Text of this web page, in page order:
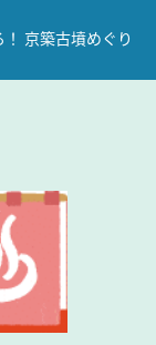
京築古墳めぐり